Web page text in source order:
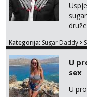
Kategorija: Sugar Daddy
U
sex
U